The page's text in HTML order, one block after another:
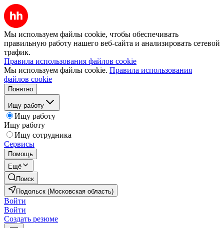
Мы используем файлы cookie, чтобы обеспечивать
правильную работу нашего веб-сайта и анализировать сетевой
трафик.
Правила использования файлов cookie
Мы используем файлы cookie. Правила использования
файлов cookie
Понятно
Ищу работу
Ищу работу
Ищу работу
Ищу сотрудника
Сервисы
Помощь
Ещё
Поиск
Подольск (Московская область)
Войти
Войти
Создать резюме